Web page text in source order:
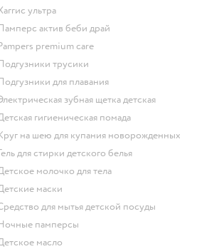
хаггис ультра
памперс актив беби драй
pampers premium care
подгузники трусики
подгузники для плавания
электрическая зубная щетка детская
детская гигиеническая помада
круг на шею для купания новорожденных
гель для стирки детского белья
детское молочко для тела
детские маски
средство для мытья детской посуды
ночные памперсы
детское масло